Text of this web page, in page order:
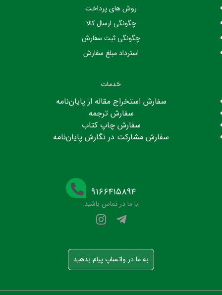
روش های پرداخت
چگونگی ارسال کالا
چگونگی ثبت سفارش
استرداد مبلغ سفارش
خدمات
سفارش استخراج مقاله از پایان‌نامه
سفارش ترجمه
سفارش چاپ کتاب
سفارش مشارکت در نگارش پایان‌نامه
۹۱۶۶۴۱۵۸۹۴
با ما در تماس باشید
به ما در واتساپ پیام بدهید